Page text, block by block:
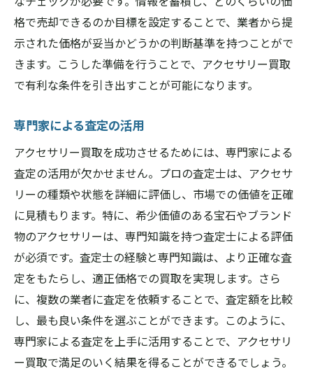
格で売却できるのか目標を設定することで、業者から提
示された価格が妥当かどうかの判断基準を持つことがで
きます。こうした準備を行うことで、アクセサリー買取
で有利な条件を引き出すことが可能になります。
専門家による査定の活用
アクセサリー買取を成功させるためには、専門家による
査定の活用が欠かせません。プロの査定士は、アクセサ
リーの種類や状態を詳細に評価し、市場での価値を正確
に見積もります。特に、希少価値のある宝石やブランド
物のアクセサリーは、専門知識を持つ査定士による評価
が必須です。査定士の経験と専門知識は、より正確な査
定をもたらし、適正価格での買取を実現します。さら
に、複数の業者に査定を依頼することで、査定額を比較
し、最も良い条件を選ぶことができます。このように、
専門家による査定を上手に活用することで、アクセサリ
ー買取で満足のいく結果を得ることができるでしょう。